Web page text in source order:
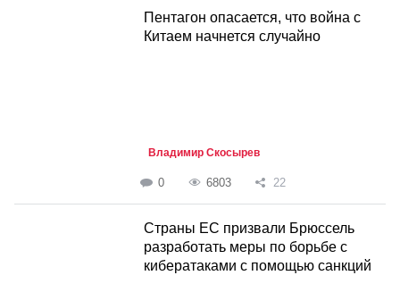
Пентагон опасается, что война с
Китаем начнется случайно
Владимир Скосырев
0 6803 22
Страны ЕС призвали Брюссель
разработать меры по борьбе с
кибератаками с помощью санкций